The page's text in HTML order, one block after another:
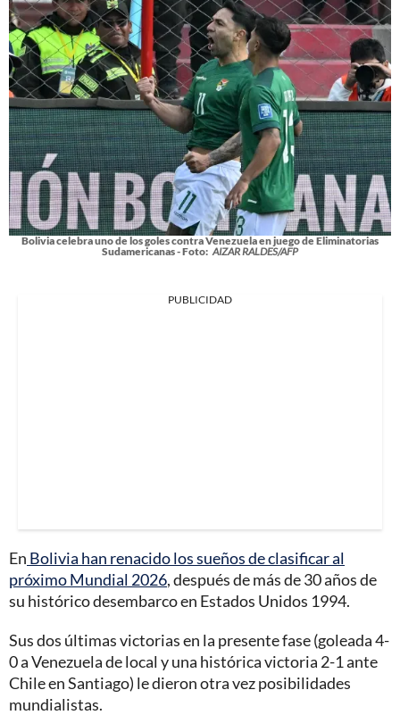
Bolivia celebra uno de los goles contra Venezuela en juego de Eliminatorias
Sudamericanas - Foto: AIZAR RALDES/AFP
PUBLICIDAD
En Bolivia han renacido los sueños de clasificar al
próximo Mundial 2026, después de más de 30 años de
su histórico desembarco en Estados Unidos 1994.
Sus dos últimas victorias en la presente fase (goleada 4-
0 a Venezuela de local y una histórica victoria 2-1 ante
Chile en Santiago) le dieron otra vez posibilidades
mundialistas.